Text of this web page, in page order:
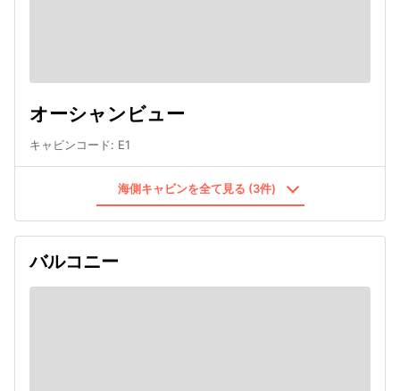
オーシャンビュー
キャビンコード: E1
海側キャビンを全て見る (3件)
バルコニー